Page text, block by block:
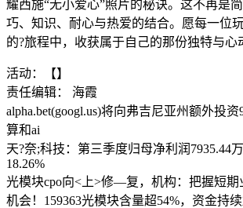
耀西施“无小爱心”照片的秘诀。这不再是
巧、知识、耐心与热爱的结合。愿每一位
的?旅程中，收获属于自己的那份独特与心
活动：【】
责任编辑： 海霞
alpha.bet(googl.us)将向弗吉尼亚州额外投
算和ai
天?奈;科技：第三季度归母净利润7935.44
18.26%
光模块cpo向<上>修—复，机构：把握短期
机会！159363光模块含量超54%，资金持